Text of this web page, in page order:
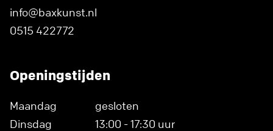
info@baxkunst.nl
0515 422772
Openingstijden
Maandag
gesloten
Dinsdag
13:00 - 17:30 uur